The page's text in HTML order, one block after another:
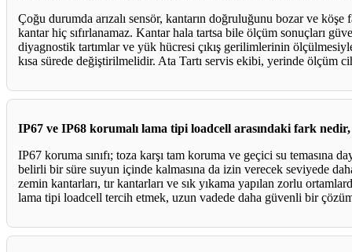
Çoğu durumda arızalı sensör, kantarın doğruluğunu bozar ve köşe
kantar hiç sıfırlanamaz. Kantar hala tartsa bile ölçüm sonuçları
diyagnostik tartımlar ve yük hücresi çıkış gerilimlerinin
kısa sürede değiştirilmelidir. Ata Tartı servis ekibi, yerinde ölçüm
IP67 ve IP68 korumalı lama tipi loadcell arasındaki fark
IP67 koruma sınıfı; toza karşı tam koruma ve geçici su temasına
belirli bir süre suyun içinde kalmasına da izin verecek seviyede
zemin kantarları, tır kantarları ve sık yıkama yapılan zorlu
lama tipi loadcell tercih etmek, uzun vadede daha güvenli bir